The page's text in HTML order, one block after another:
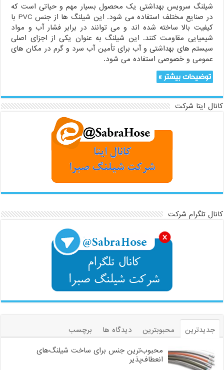
شیلنگ سرویس بهداشتی یک محصول بسیار مهم و حیاتی است که
در صنایع مختلف استفاده می شود. این شیلنگ ها از جنس PVC با
کیفیت بالا ساخته شده اند و می توانند در برابر فشار آب و مواد
شیمیایی مقاومت کنند. این شیلنگ به عنوان یکی از اجزای اصلی
سیستم های بهداشتی و آب برای تأمین آب سرد و گرم در مکان های
عمومی و خصوصی استفاده می شود.
توضیحات بیشتر »
کانال ایتا شرکت
کانال تلگرام شرکت
جدیدترین محبوبترین دیدگاه ها
برچسب
محبوب‌ترین جنس برای ساخت شیلنگ‌های
انعطاف‌پذیر